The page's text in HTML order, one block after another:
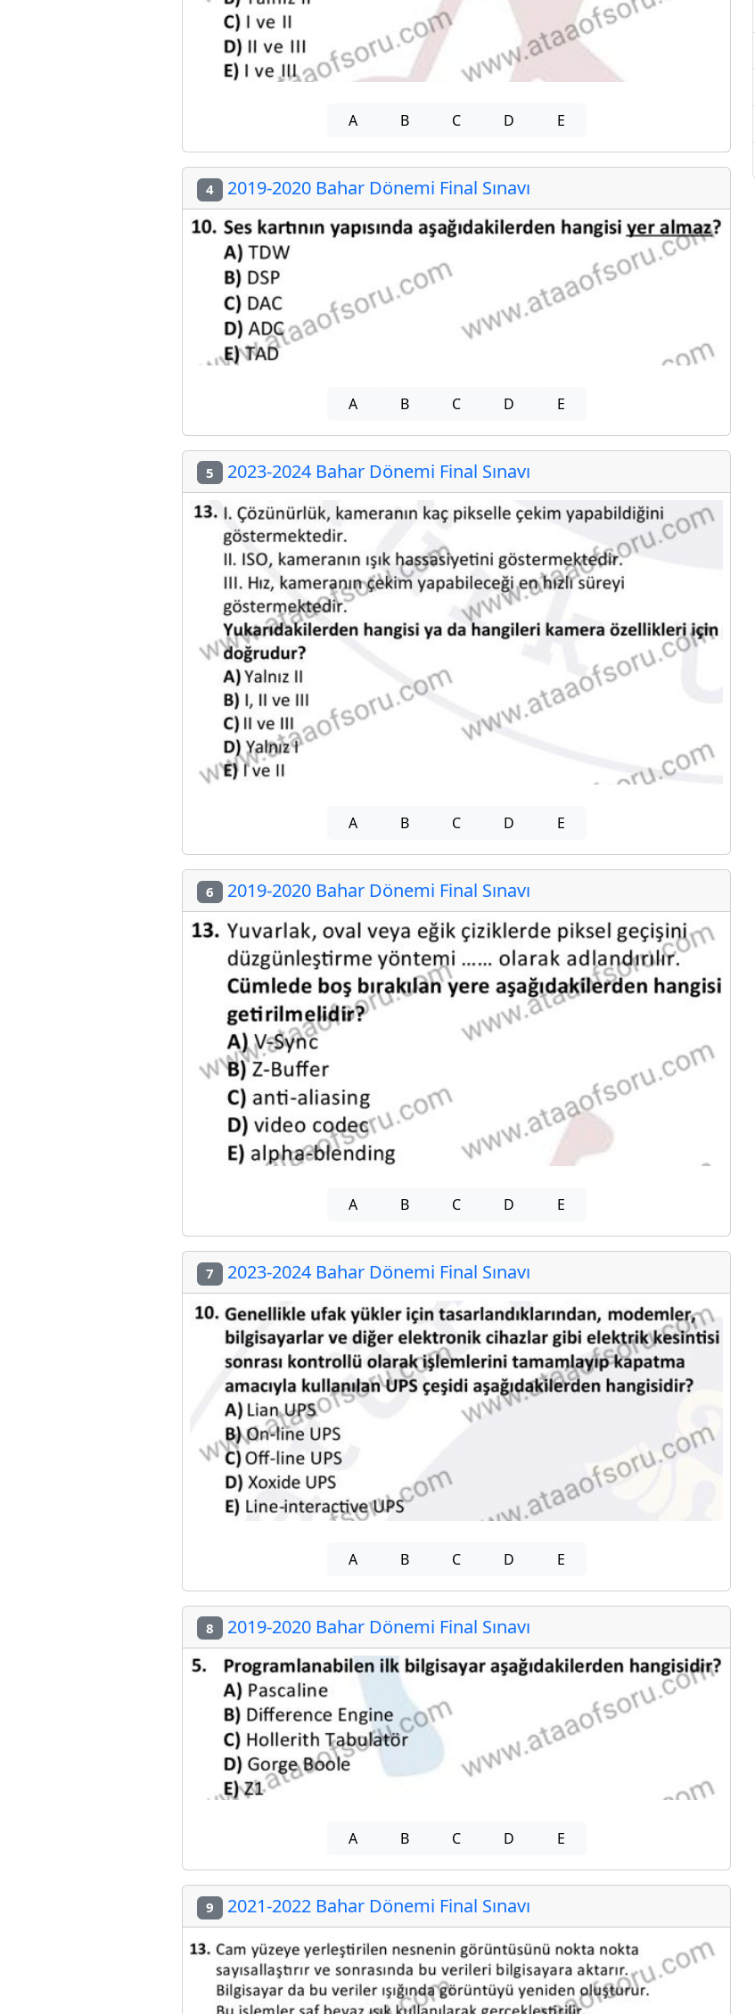
A B C D E
4 2019-2020 Bahar Dönemi Final Sınavı
A B C D E
5 2023-2024 Bahar Dönemi Final Sınavı
A B C D E
6 2019-2020 Bahar Dönemi Final Sınavı
A B C D E
7 2023-2024 Bahar Dönemi Final Sınavı
A B C D E
8 2019-2020 Bahar Dönemi Final Sınavı
A B C D E
9 2021-2022 Bahar Dönemi Final Sınavı